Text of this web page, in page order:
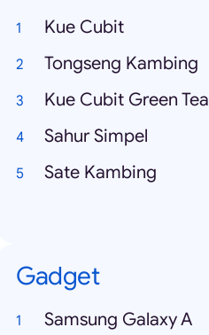
Kue Cubit
Tongseng Kambing
Kue Cubit Green Tea
Sahur Simpel
Sate Kambing
Gadget
Samsung Galaxy A